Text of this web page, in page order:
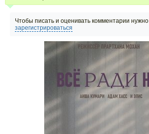
Чтобы писать и оценивать комментарии нужно
зарегистрироваться